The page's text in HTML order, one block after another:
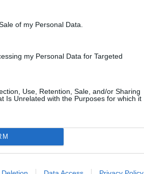
of my Personal Data.
my Personal Data for Targeted
Use, Retention, Sale, and/or Sharing
Is Unrelated with the Purposes for which it